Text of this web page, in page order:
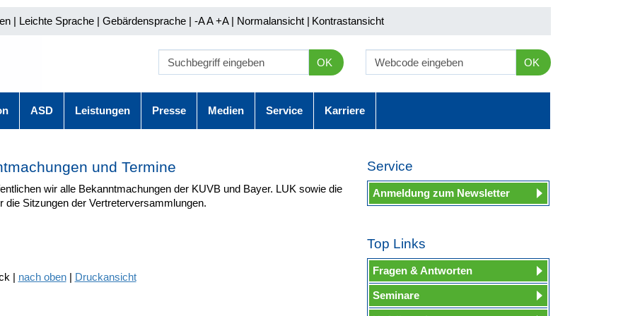
| Leichte Sprache | Gebärdensprache | -A A+A | Normalansicht | Kontrastansicht
OK OK
ASD Leistungen Presse Medien Service Karriere
und Termine
wir alle Bekanntmachungen der KUVB und Bayer. LUK sowie die
die Sitzungen der Vertreterversammlungen.
| nach oben| Druckansicht
Service
Anmeldung zum Newsletter
Top Links
Fragen & Antworten
Seminare